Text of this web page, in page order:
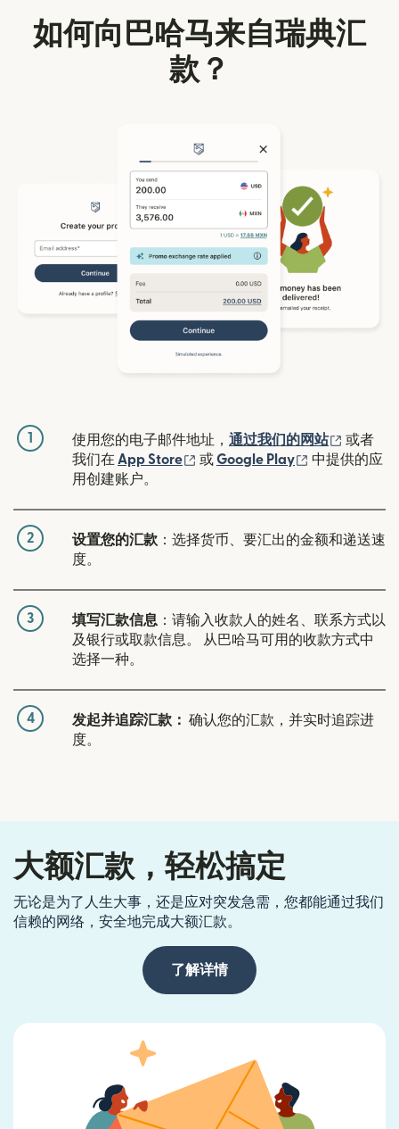
如何向巴哈马来自瑞典汇
款？
1 使用您的电子邮件地址， 通过我们的网站 （在新
或者
我们在 App Store （在新窗口中打开）
或Google Play （在新窗口中
中提供的应
用创建账户。
2 设置您的汇款 ：选择货币、要汇出的金额和递送速
度。
3 填写汇款信息 ：请输入收款人的姓名、联系方式以
及银行或取款信息。 从巴哈马可用的收款方式中
选择一种。
4 发起并追踪汇款： 确认您的汇款，并实时追踪进
度。
大额汇款，轻松搞定
无论是为了人生大事，还是应对突发急需，您都能通过我们
信赖的网络，安全地完成大额汇款。
了解详情